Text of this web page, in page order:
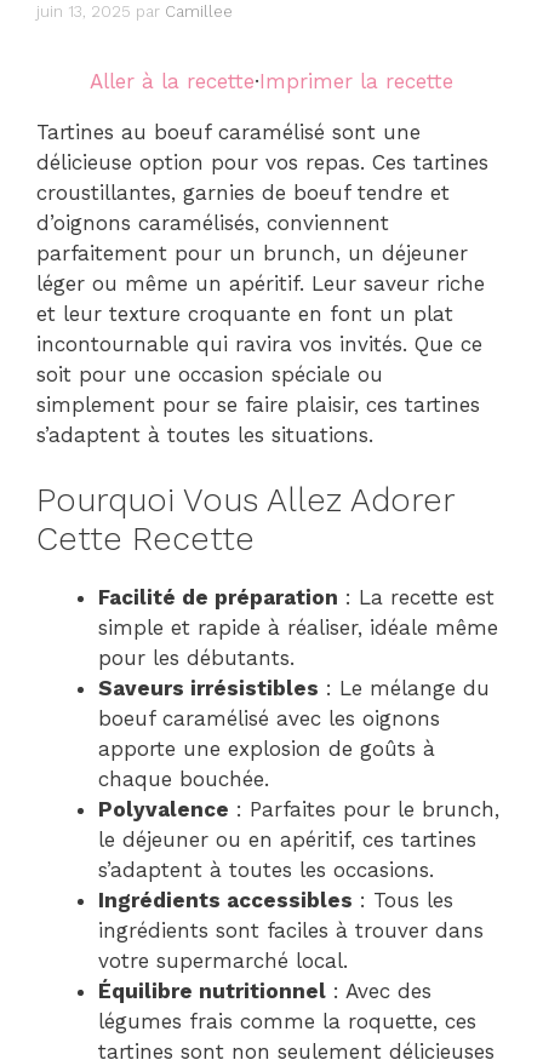
juin 13, 2025 par Camillee
Aller à la recette·Imprimer la recette
Tartines au boeuf caramélisé sont une
délicieuse option pour vos repas. Ces tartines
croustillantes, garnies de boeuf tendre et
d’oignons caramélisés, conviennent
parfaitement pour un brunch, un déjeuner
léger ou même un apéritif. Leur saveur riche
et leur texture croquante en font un plat
incontournable qui ravira vos invités. Que ce
soit pour une occasion spéciale ou
simplement pour se faire plaisir, ces tartines
s’adaptent à toutes les situations.
Pourquoi Vous Allez Adorer
Cette Recette
Facilité de préparation : La recette est
simple et rapide à réaliser, idéale même
pour les débutants.
Saveurs irrésistibles : Le mélange du
boeuf caramélisé avec les oignons
apporte une explosion de goûts à
chaque bouchée.
Polyvalence : Parfaites pour le brunch,
le déjeuner ou en apéritif, ces tartines
s’adaptent à toutes les occasions.
Ingrédients accessibles : Tous les
ingrédients sont faciles à trouver dans
votre supermarché local.
Équilibre nutritionnel : Avec des
légumes frais comme la roquette, ces
tartines sont non seulement délicieuses